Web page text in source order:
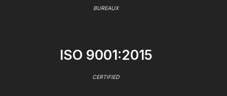
BUREAUX
ISO 9001:2015
CERTIFIED